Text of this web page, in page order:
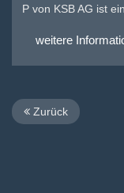
P von KSB AG ist
weitere
Zurück